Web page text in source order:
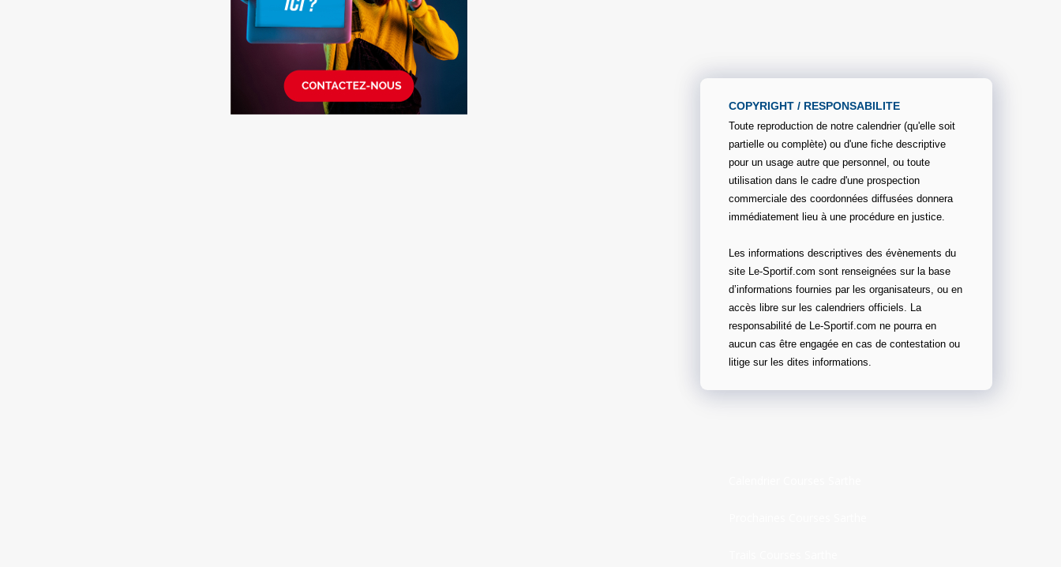
COPYRIGHT / RESPONSABILITE
Toute reproduction de notre calendrier (qu'elle soit
partielle ou complète) ou d'une fiche descriptive
pour un usage autre que personnel, ou toute
utilisation dans le cadre d'une prospection
commerciale des coordonnées diffusées donnera
immédiatement lieu à une procédure en justice.
Les informations descriptives des évènements du
site Le-Sportif.com sont renseignées sur la base
d’informations fournies par les organisateurs, ou en
accès libre sur les calendriers officiels. La
responsabilité de Le-Sportif.com ne pourra en
aucun cas être engagée en cas de contestation ou
litige sur les dites informations.